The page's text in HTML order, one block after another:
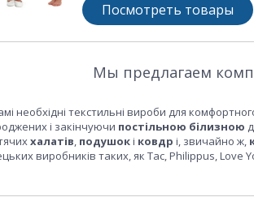
Посмотреть товары
Мы предлагаем
самі необхідні текстильні вироби для
і закінчуючи постільною білизною
халатів, подушокі ковдр і, звичайно ж,
виробників таких, як Tac, Philippus, Love